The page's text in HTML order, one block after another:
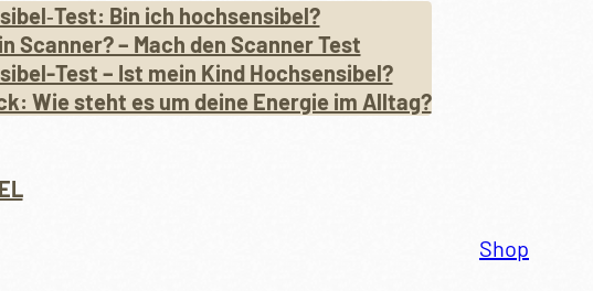
Bin ich hochsensibel?
Scanner? – Mach den Scanner Test
Test – Ist mein Kind Hochsensibel?
Wie steht es um deine Energie im Alltag?
Shop